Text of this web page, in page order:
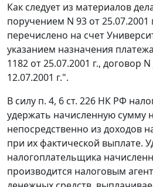
Как следует из материалов
поручением N 93 от
перечислено на счет
указанием назначения
1182 от 25.07.2001 г., договор
12.07.2001 г.".
В силу п. 4, 6 ст. 226 НК РФ
удержать начисленную сумму
непосредственно из доходов
при их фактической выплате.
налогоплательщика
производится налоговым